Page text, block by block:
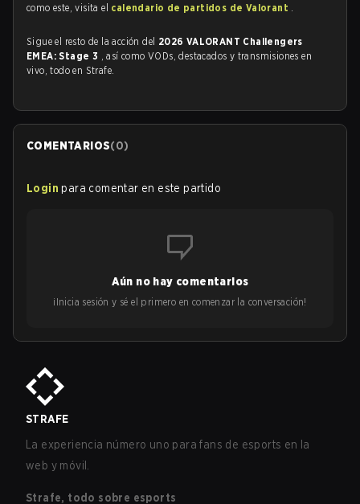
como este, visita el calendario de partidos de Valorant .
Sigue el resto de la acción del 2026 VALORANT Challengers
EMEA: Stage 3 , así como VODs, destacados y transmisiones en
vivo, todo en Strafe.
COMENTARIOS(0)
Login para comentar en este partido
Aún no hay comentarios
¡Inicia sesión y sé el primero en comenzar la conversación!
STRAFE
La experiencia número uno para fans de esports en la
web y móvil.
Strafe, todo sobre esports